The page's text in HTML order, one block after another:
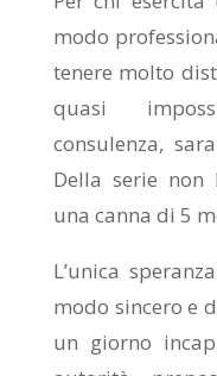
modo
tenere molto
quasi
consulenza,
Della serie non
una canna di 5
L’unica
modo sincero e
un giorno